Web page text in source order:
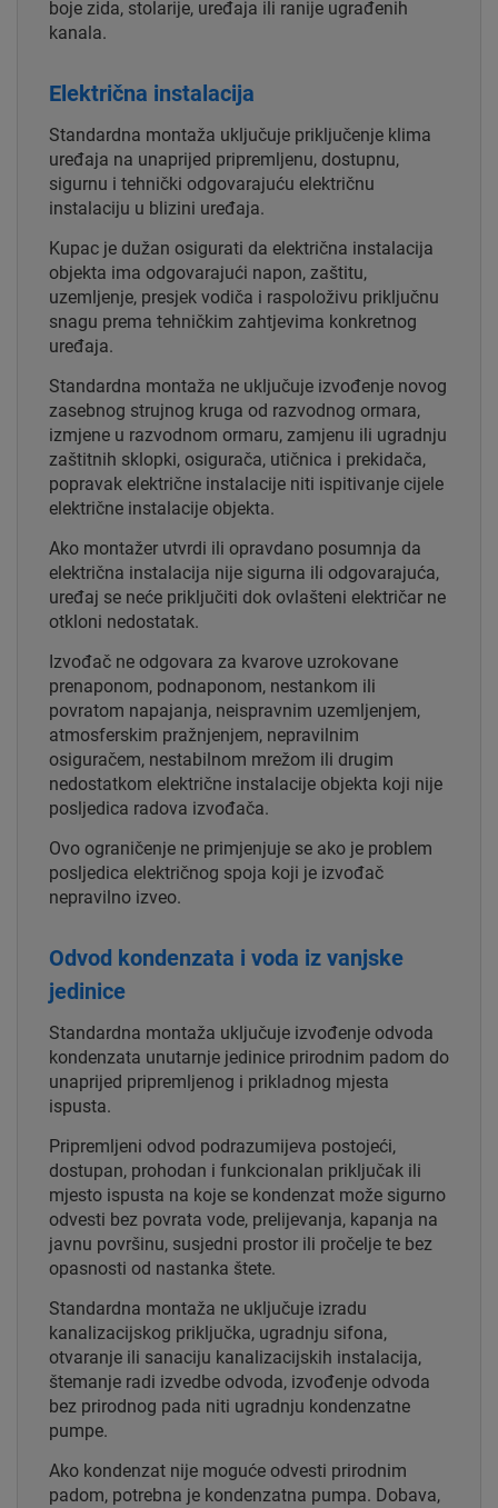
boje zida, stolarije, uređaja ili ranije ugrađenih
kanala.
Električna instalacija
Standardna montaža uključuje priključenje klima
uređaja na unaprijed pripremljenu, dostupnu,
sigurnu i tehnički odgovarajuću električnu
instalaciju u blizini uređaja.
Kupac je dužan osigurati da električna instalacija
objekta ima odgovarajući napon, zaštitu,
uzemljenje, presjek vodiča i raspoloživu priključnu
snagu prema tehničkim zahtjevima konkretnog
uređaja.
Standardna montaža ne uključuje izvođenje novog
zasebnog strujnog kruga od razvodnog ormara,
izmjene u razvodnom ormaru, zamjenu ili ugradnju
zaštitnih sklopki, osigurača, utičnica i prekidača,
popravak električne instalacije niti ispitivanje cijele
električne instalacije objekta.
Ako montažer utvrdi ili opravdano posumnja da
električna instalacija nije sigurna ili odgovarajuća,
uređaj se neće priključiti dok ovlašteni električar ne
otkloni nedostatak.
Izvođač ne odgovara za kvarove uzrokovane
prenaponom, podnaponom, nestankom ili
povratom napajanja, neispravnim uzemljenjem,
atmosferskim pražnjenjem, nepravilnim
osiguračem, nestabilnom mrežom ili drugim
nedostatkom električne instalacije objekta koji nije
posljedica radova izvođača.
Ovo ograničenje ne primjenjuje se ako je problem
posljedica električnog spoja koji je izvođač
nepravilno izveo.
Odvod kondenzata i voda iz vanjske
jedinice
Standardna montaža uključuje izvođenje odvoda
kondenzata unutarnje jedinice prirodnim padom do
unaprijed pripremljenog i prikladnog mjesta
ispusta.
Pripremljeni odvod podrazumijeva postojeći,
dostupan, prohodan i funkcionalan priključak ili
mjesto ispusta na koje se kondenzat može sigurno
odvesti bez povrata vode, prelijevanja, kapanja na
javnu površinu, susjedni prostor ili pročelje te bez
opasnosti od nastanka štete.
Standardna montaža ne uključuje izradu
kanalizacijskog priključka, ugradnju sifona,
otvaranje ili sanaciju kanalizacijskih instalacija,
štemanje radi izvedbe odvoda, izvođenje odvoda
bez prirodnog pada niti ugradnju kondenzatne
pumpe.
Ako kondenzat nije moguće odvesti prirodnim
padom, potrebna je kondenzatna pumpa. Dobava,